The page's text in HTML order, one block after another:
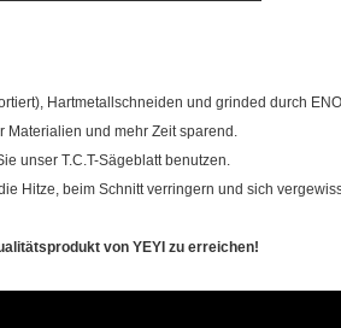
Hartmetallschneiden und grinded durch
Materialien und mehr Zeit sparend.
unser T.C.T-Sägeblatt benutzen.
Hitze, beim Schnitt verringern und sich
von YEYI zu erreichen!